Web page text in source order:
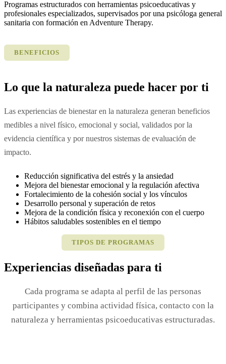
Programas estructurados con herramientas psicoeducativas y
profesionales especializados, supervisados por una psicóloga general
sanitaria con formación en Adventure Therapy.
BENEFICIOS
Lo que la naturaleza puede hacer por ti
Las experiencias de bienestar en la naturaleza generan beneficios
medibles a nivel físico, emocional y social, validados por la
evidencia científica y por nuestros sistemas de evaluación de
impacto.
Reducción significativa del estrés y la ansiedad
Mejora del bienestar emocional y la regulación afectiva
Fortalecimiento de la cohesión social y los vínculos
Desarrollo personal y superación de retos
Mejora de la condición física y reconexión con el cuerpo
Hábitos saludables sostenibles en el tiempo
TIPOS DE PROGRAMAS
Experiencias diseñadas para ti
Cada programa se adapta al perfil de las personas
participantes y combina actividad física, contacto con la
naturaleza y herramientas psicoeducativas estructuradas.